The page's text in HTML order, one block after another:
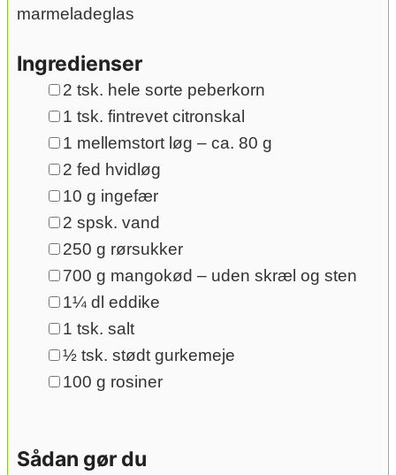
marmeladeglas
Ingredienser
▢
2 tsk. hele sorte peberkorn
▢
1 tsk. fintrevet citronskal
▢
1 mellemstort løg – ca. 80 g
▢
2 fed hvidløg
▢
10 g ingefær
▢
2 spsk. vand
▢
250 g rørsukker
▢
700 g mangokød – uden skræl og sten
▢
1¼ dl eddike
▢
1 tsk. salt
▢
½ tsk. stødt gurkemeje
▢
100 g rosiner
Sådan gør du